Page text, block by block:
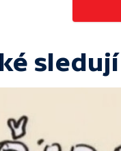
sledují